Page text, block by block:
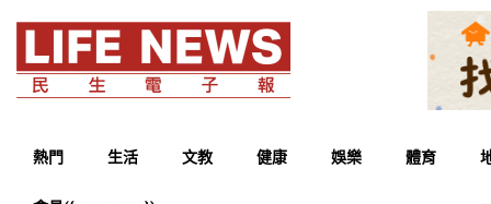
熱門 生活 文教 健康 娛樂 體育